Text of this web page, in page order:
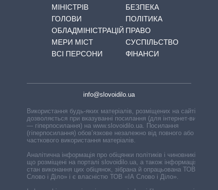
МІНІСТРІВ
ГОЛОВИ
ОБЛАДМІНІСТРАЦІЙ
МЕРИ МІСТ
ВСІ ПЕРСОНИ
БЕЗПЕКА
ПОЛІТИКА
ПРАВО
СУСПІЛЬСТВО
ФІНАНСИ
info@slovoidilo.ua
Використання будь-яких матеріалів, розміщених на сайті,
дозволяється при вказуванні посилання (для інтернет-видань
— гіперпосилання) на www.slovoidilo.ua. Посилання
(гіперпосилання) обов’язкове незалежно від повного або
часткового використання матеріалів.
Аналітична інформація про обіцянки політиків і чиновників,
що розміщені на порталі slovoidilo.ua, а також інформація про
стан виконання цих обіцянок, зібрана й опрацьована ТОВ «ІА
Слово і Діло» і є власністю ТОВ «ІА Слово і Діло».